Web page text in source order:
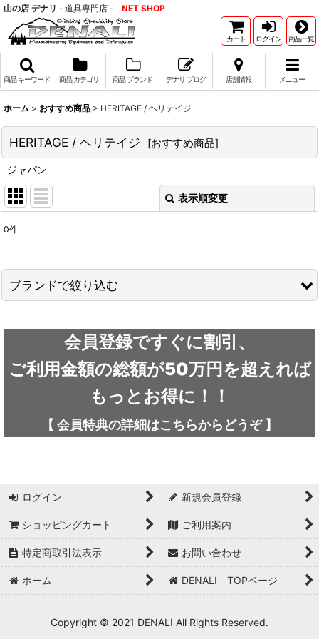
山の店 デナリ - 道具専門店 - NET SHOP
カート ログイン 商品一覧
商品 キーワード 商品 カテゴリ 商品 ブランド デナリ ブログ 店舗情報 メニュー
ホーム > おすすめ商品 > HERITAGE / ヘリテイジ
HERITAGE / ヘリテイジ [おすすめ商品]
ジャパン
表示順変更
並び順
0件
ブランドで絞り込む
outdoor element / アウトドアエレメント
AKLIMA / アクリマ
adidas FIVE TEN / アディダス ファイブテン
Atlas / アトラス
ARAI TENT(RIPEN) / アライテント(ライペン)
UNPARALLEL / アンパラレル
会員登録ですぐに割引、
ご利用金額の総額が50万円を超えれば
もっとお得に！！
【 会員特典の詳細はこちらから どうぞ】
ログイン 新規会員登録
ショッピングカート ご利用案内
特定商取引法表示 お問い合わせ
ホーム DENALI TOPページ
Copyright © 2021 DENALI All Rights Reserved.